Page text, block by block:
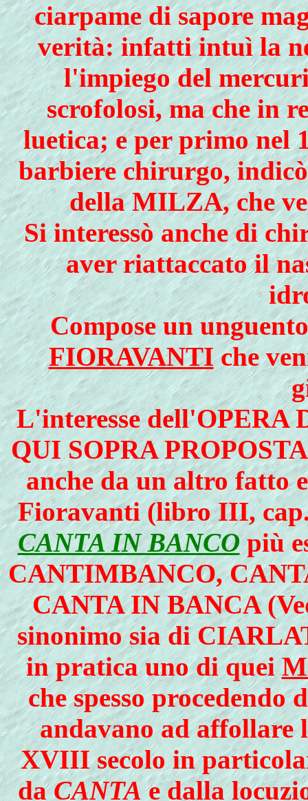
ciarpame di sapore
verità: infatti intuì la
l'impiego del
scrofolosi, ma che in
luetica; e per primo nel
barbiere chirurgo,
della MILZA, che
Si interessò anche di
aver riattaccato il
Compose un
FIORAVANTIche
L'interesse dell'OPERA
QUI SOPRA
anche da un altro fatto
Fioravanti (libro III,
CANTA IN BANCOpiù
CANTIMBANCO,
CANTA IN BANCA
sinonimo sia di
in pratica uno di quei
che spesso procedendo
andavano ad affollare
XVIII secolo in
daCANTAe dalla